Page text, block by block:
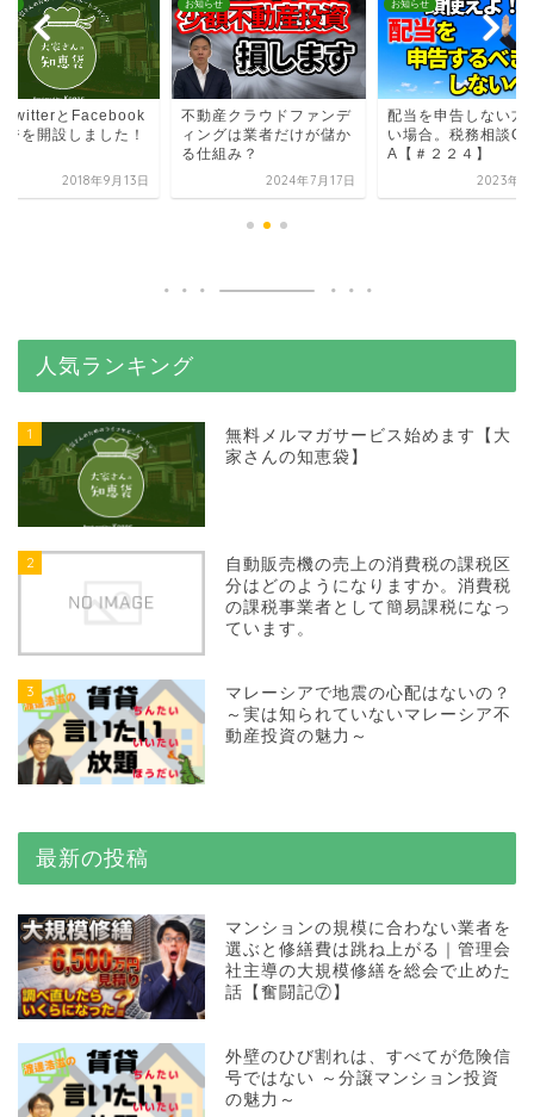
TwitterとFacebook
ジを開設しました！
2018年9月13日
お知らせ
不動産クラウドファンデ
ィングは業者だけが儲か
る仕組み？
2024年7月17日
お知らせ
配当を申告しない方
い場合。税務相談Q
A【＃２２４】
2023年2
人気ランキング
1
無料メルマガサービス始めます【大
家さんの知恵袋】
2
自動販売機の売上の消費税の課税区
分はどのようになりますか。消費税
の課税事業者として簡易課税になっ
ています。
3
マレーシアで地震の心配はないの？
～実は知られていないマレーシア不
動産投資の魅力～
最新の投稿
マンションの規模に合わない業者を
選ぶと修繕費は跳ね上がる｜管理会
社主導の大規模修繕を総会で止めた
話【奮闘記⑦】
外壁のひび割れは、すべてが危険信
号ではない ～分譲マンション投資
の魅力～